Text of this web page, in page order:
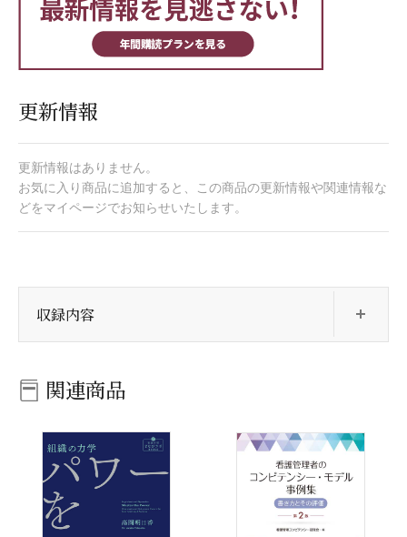
更新情報
更新情報はありません。
お気に入り商品に追加すると、この商品の更新情報や関連情報な
どをマイページでお知らせいたします。
収録内容
関連商品